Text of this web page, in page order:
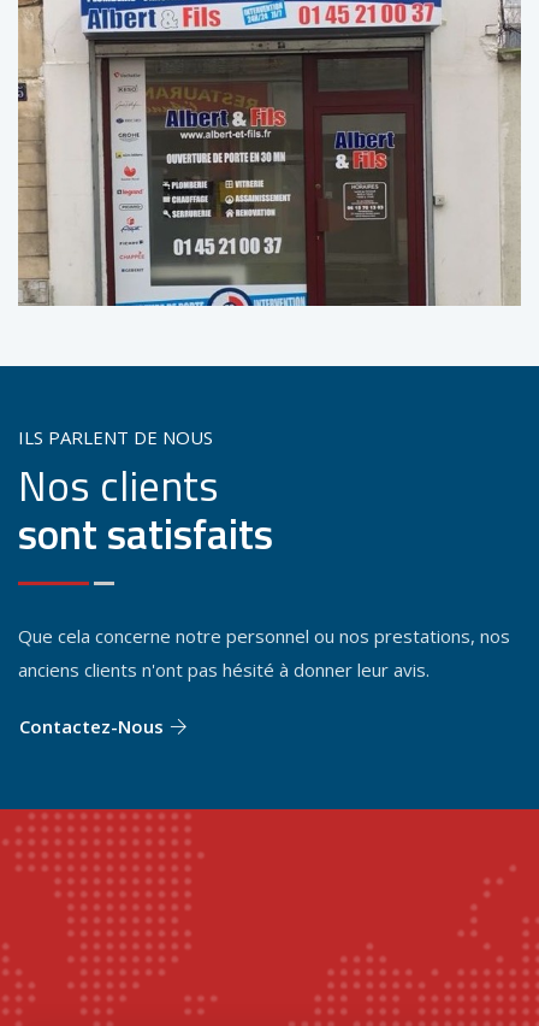
ILS PARLENT DE NOUS
Nos clients
sont satisfaits
Que cela concerne notre personnel ou nos prestations, nos
anciens clients n'ont pas hésité à donner leur avis.
Contactez-Nous